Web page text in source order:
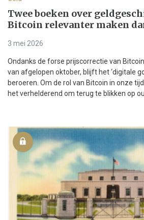
Twee boeken over
Bitcoin relevanter maken
3 mei 2026
Ondanks de forse prijscorrectie van
van afgelopen oktober, blijft het ‘digitale
beroeren. Om de rol van Bitcoin in onze
het verhelderend om terug te blikken op